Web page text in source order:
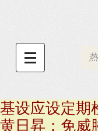
基设应设定期
黄日昇：免威